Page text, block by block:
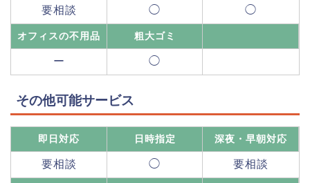
要相談 ◯ ◯
オフィスの不用品 粗大ゴミ
ー ◯
その他可能サービス
即日対応 日時指定 深夜・早朝対応
要相談 ◯ 要相談